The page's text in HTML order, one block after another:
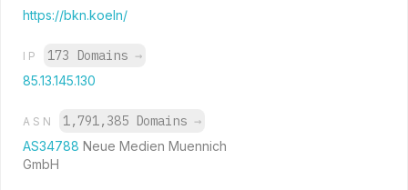
https://bkn.koeln/
IP 173 Domains →
85.13.145.130
ASN 1,791,385 Domains →
AS34788 Neue Medien Muennich
GmbH